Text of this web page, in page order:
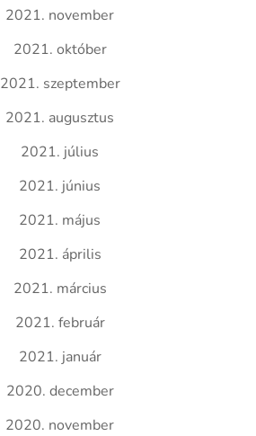
2021. november
2021. október
2021. szeptember
2021. augusztus
2021. július
2021. június
2021. május
2021. április
2021. március
2021. február
2021. január
2020. december
2020. november